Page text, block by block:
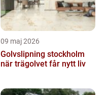
09 maj 2026
Golvslipning stockholm
när trägolvet får nytt liv